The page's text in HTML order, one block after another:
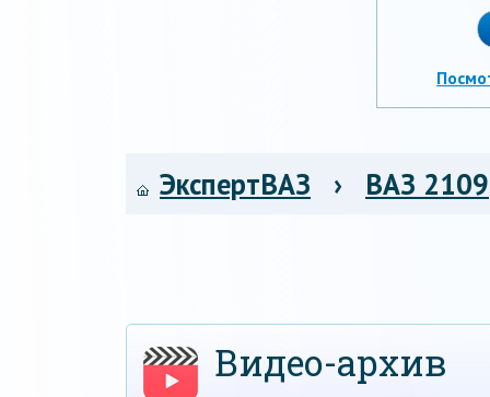
ЭкспертВАЗ › ВАЗ 2109
Видео-архив